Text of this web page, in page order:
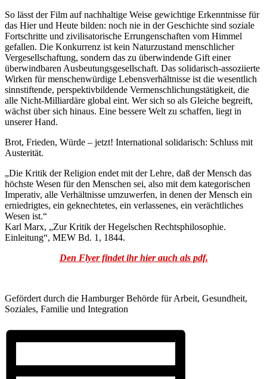
So lässt der Film auf nachhaltige Weise gewichtige Erkenntnisse für
das Hier und Heute bilden: noch nie in der Geschichte sind soziale
Fortschritte und zivilisatorische Errungenschaften vom Himmel
gefallen. Die Konkurrenz ist kein Naturzustand menschlicher
Vergesellschaftung, sondern das zu überwindende Gift einer
überwindbaren Ausbeutungsgesellschaft. Das solidarisch-assoziierte
Wirken für menschenwürdige Lebensverhältnisse ist die wesentlich
sinnstiftende, perspektivbildende Vermenschlichungstätigkeit, die
alle Nicht-Milliardäre global eint. Wer sich so als Gleiche begreift,
wächst über sich hinaus. Eine bessere Welt zu schaffen, liegt in
unserer Hand.
Brot, Frieden, Würde – jetzt! International solidarisch: Schluss mit
Austerität.
„Die Kritik der Religion endet mit der Lehre, daß der Mensch das
höchste Wesen für den Menschen sei, also mit dem kategorischen
Imperativ, alle Verhältnisse umzuwerfen, in denen der Mensch ein
erniedrigtes, ein geknechtetes, ein verlassenes, ein verächtliches
Wesen ist.“
Karl Marx, „Zur Kritik der Hegelschen Rechtsphilosophie.
Einleitung“, MEW Bd. 1, 1844.
Den Flyer findet ihr hier auch als pdf.
Gefördert durch die Hamburger Behörde für Arbeit, Gesundheit,
Soziales, Familie und Integration